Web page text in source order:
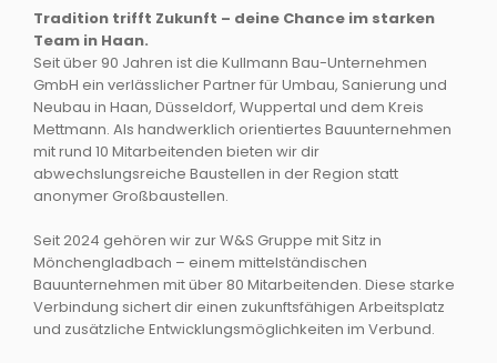
Tradition trifft Zukunft – deine Chance im starken
Team in Haan.
Seit über 90 Jahren ist die Kullmann Bau-Unternehmen
GmbH ein verlässlicher Partner für Umbau, Sanierung und
Neubau in Haan, Düsseldorf, Wuppertal und dem Kreis
Mettmann. Als handwerklich orientiertes Bauunternehmen
mit rund 10 Mitarbeitenden bieten wir dir
abwechslungsreiche Baustellen in der Region statt
anonymer Großbaustellen.​
Seit 2024 gehören wir zur W&S Gruppe mit Sitz in
Mönchengladbach – einem mittelständischen
Bauunternehmen mit über 80 Mitarbeitenden. Diese starke
Verbindung sichert dir einen zukunftsfähigen Arbeitsplatz
und zusätzliche Entwicklungsmöglichkeiten im Verbund.